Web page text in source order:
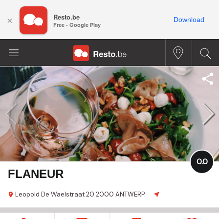
FLANEUR
Leopold De Waelstraat20 2000 ANTWERP
0.0
× Resto.be
Free - Google Play
Download